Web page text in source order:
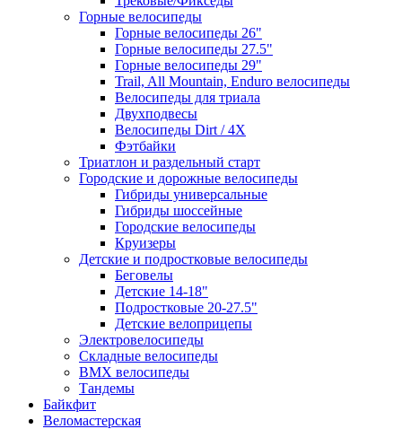
Горные велосипеды
Горные велосипеды 26"
Горные велосипеды 27.5"
Горные велосипеды 29"
Trail, All Mountain, Enduro велосипеды
Велосипеды для триала
Двухподвесы
Велосипеды Dirt / 4X
Фэтбайки
Триатлон и раздельный старт
Городские и дорожные велосипеды
Гибриды универсальные
Гибриды шоссейные
Городские велосипеды
Круизеры
Детские и подростковые велосипеды
Беговелы
Детские 14-18"
Подростковые 20-27.5"
Детские велоприцепы
Электровелосипеды
Складные велосипеды
BMX велосипеды
Тандемы
Байкфит
Веломастерская